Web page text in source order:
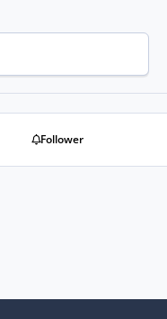
Follower